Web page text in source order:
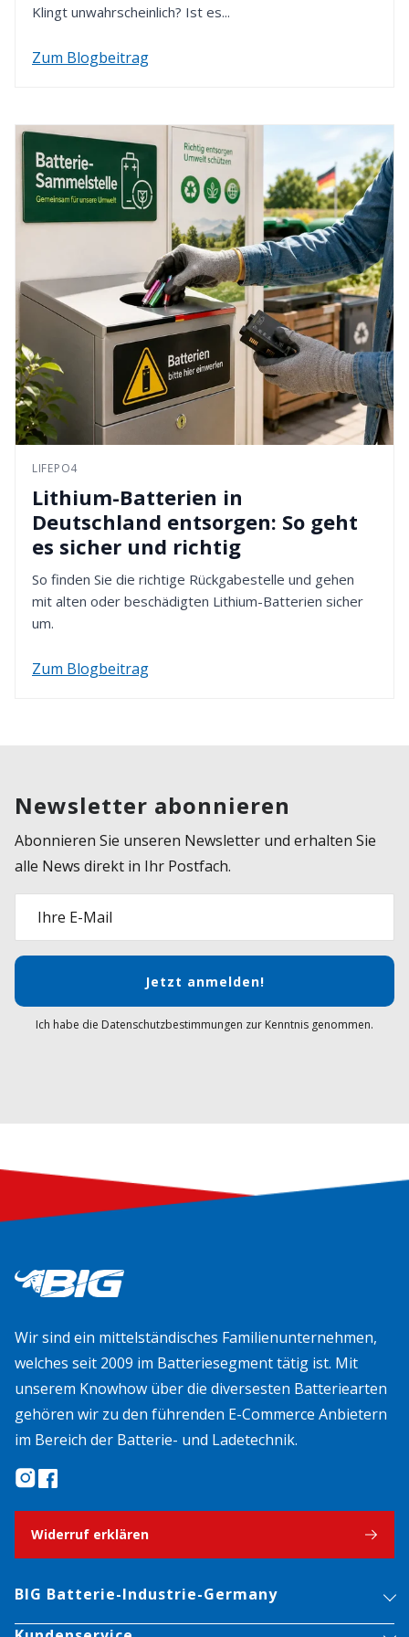
Klingt unwahrscheinlich? Ist es...
Zum Blogbeitrag
LIFEPO4
Lithium-Batterien in
Deutschland entsorgen: So geht
es sicher und richtig
So finden Sie die richtige Rückgabestelle und gehen
mit alten oder beschädigten Lithium-Batterien sicher
um.
Zum Blogbeitrag
Newsletter abonnieren
Abonnieren Sie unseren Newsletter und erhalten Sie
alle News direkt in Ihr Postfach.
Ihre E-Mail
Jetzt anmelden!
Ich habe die Datenschutzbestimmungen zur Kenntnis genommen.
Wir sind ein mittelständisches Familienunternehmen,
welches seit 2009 im Batteriesegment tätig ist. Mit
unserem Knowhow über die diversesten Batteriearten
gehören wir zu den führenden E-Commerce Anbietern
im Bereich der Batterie- und Ladetechnik.
Widerruf erklären
BIG Batterie-Industrie-Germany